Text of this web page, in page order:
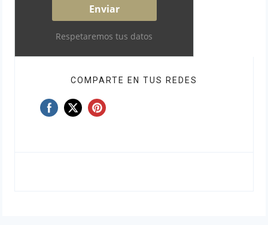
Respetaremos tus datos
COMPARTE EN TUS REDES